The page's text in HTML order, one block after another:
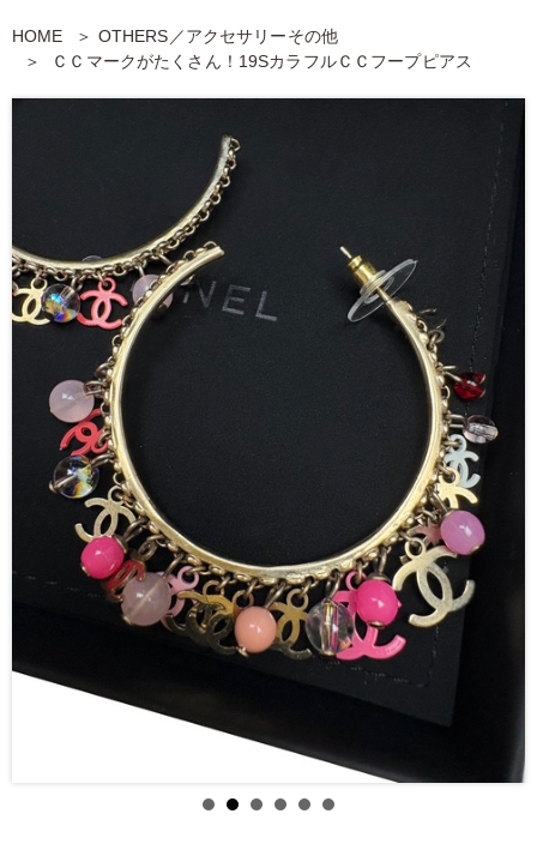
HOME
OTHERS／アクセサリーその他
ＣＣマークがたくさん！19SカラフルＣＣフープピアス